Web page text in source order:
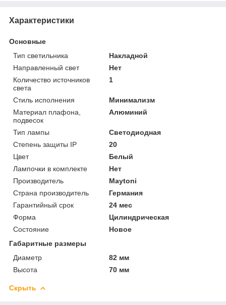
Характеристики
Основные
Тип светильника
Накладной
Направленный свет
Нет
Количество источников
света
1
Стиль исполнения
Минимализм
Материал плафона,
подвесок
Алюминий
Тип лампы
Светодиодная
Степень защиты IP
20
Цвет
Белый
Лампочки в комплекте
Нет
Производитель
Maytoni
Страна производитель
Германия
Гарантийный срок
24 мес
Форма
Цилиндрическая
Состояние
Новое
Габаритные размеры
Диаметр
82 мм
Высота
70 мм
Скрыть